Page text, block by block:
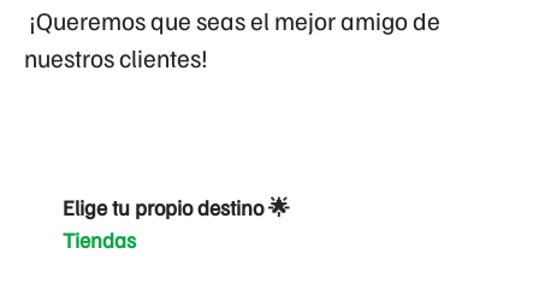
¡Queremos que seas el mejor amigo de
nuestros clientes!
Elige tu propio destino 🌟
Tiendas